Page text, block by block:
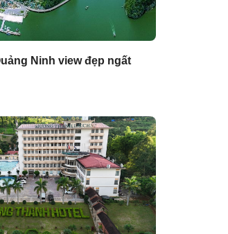
Ninh view đẹp ngất